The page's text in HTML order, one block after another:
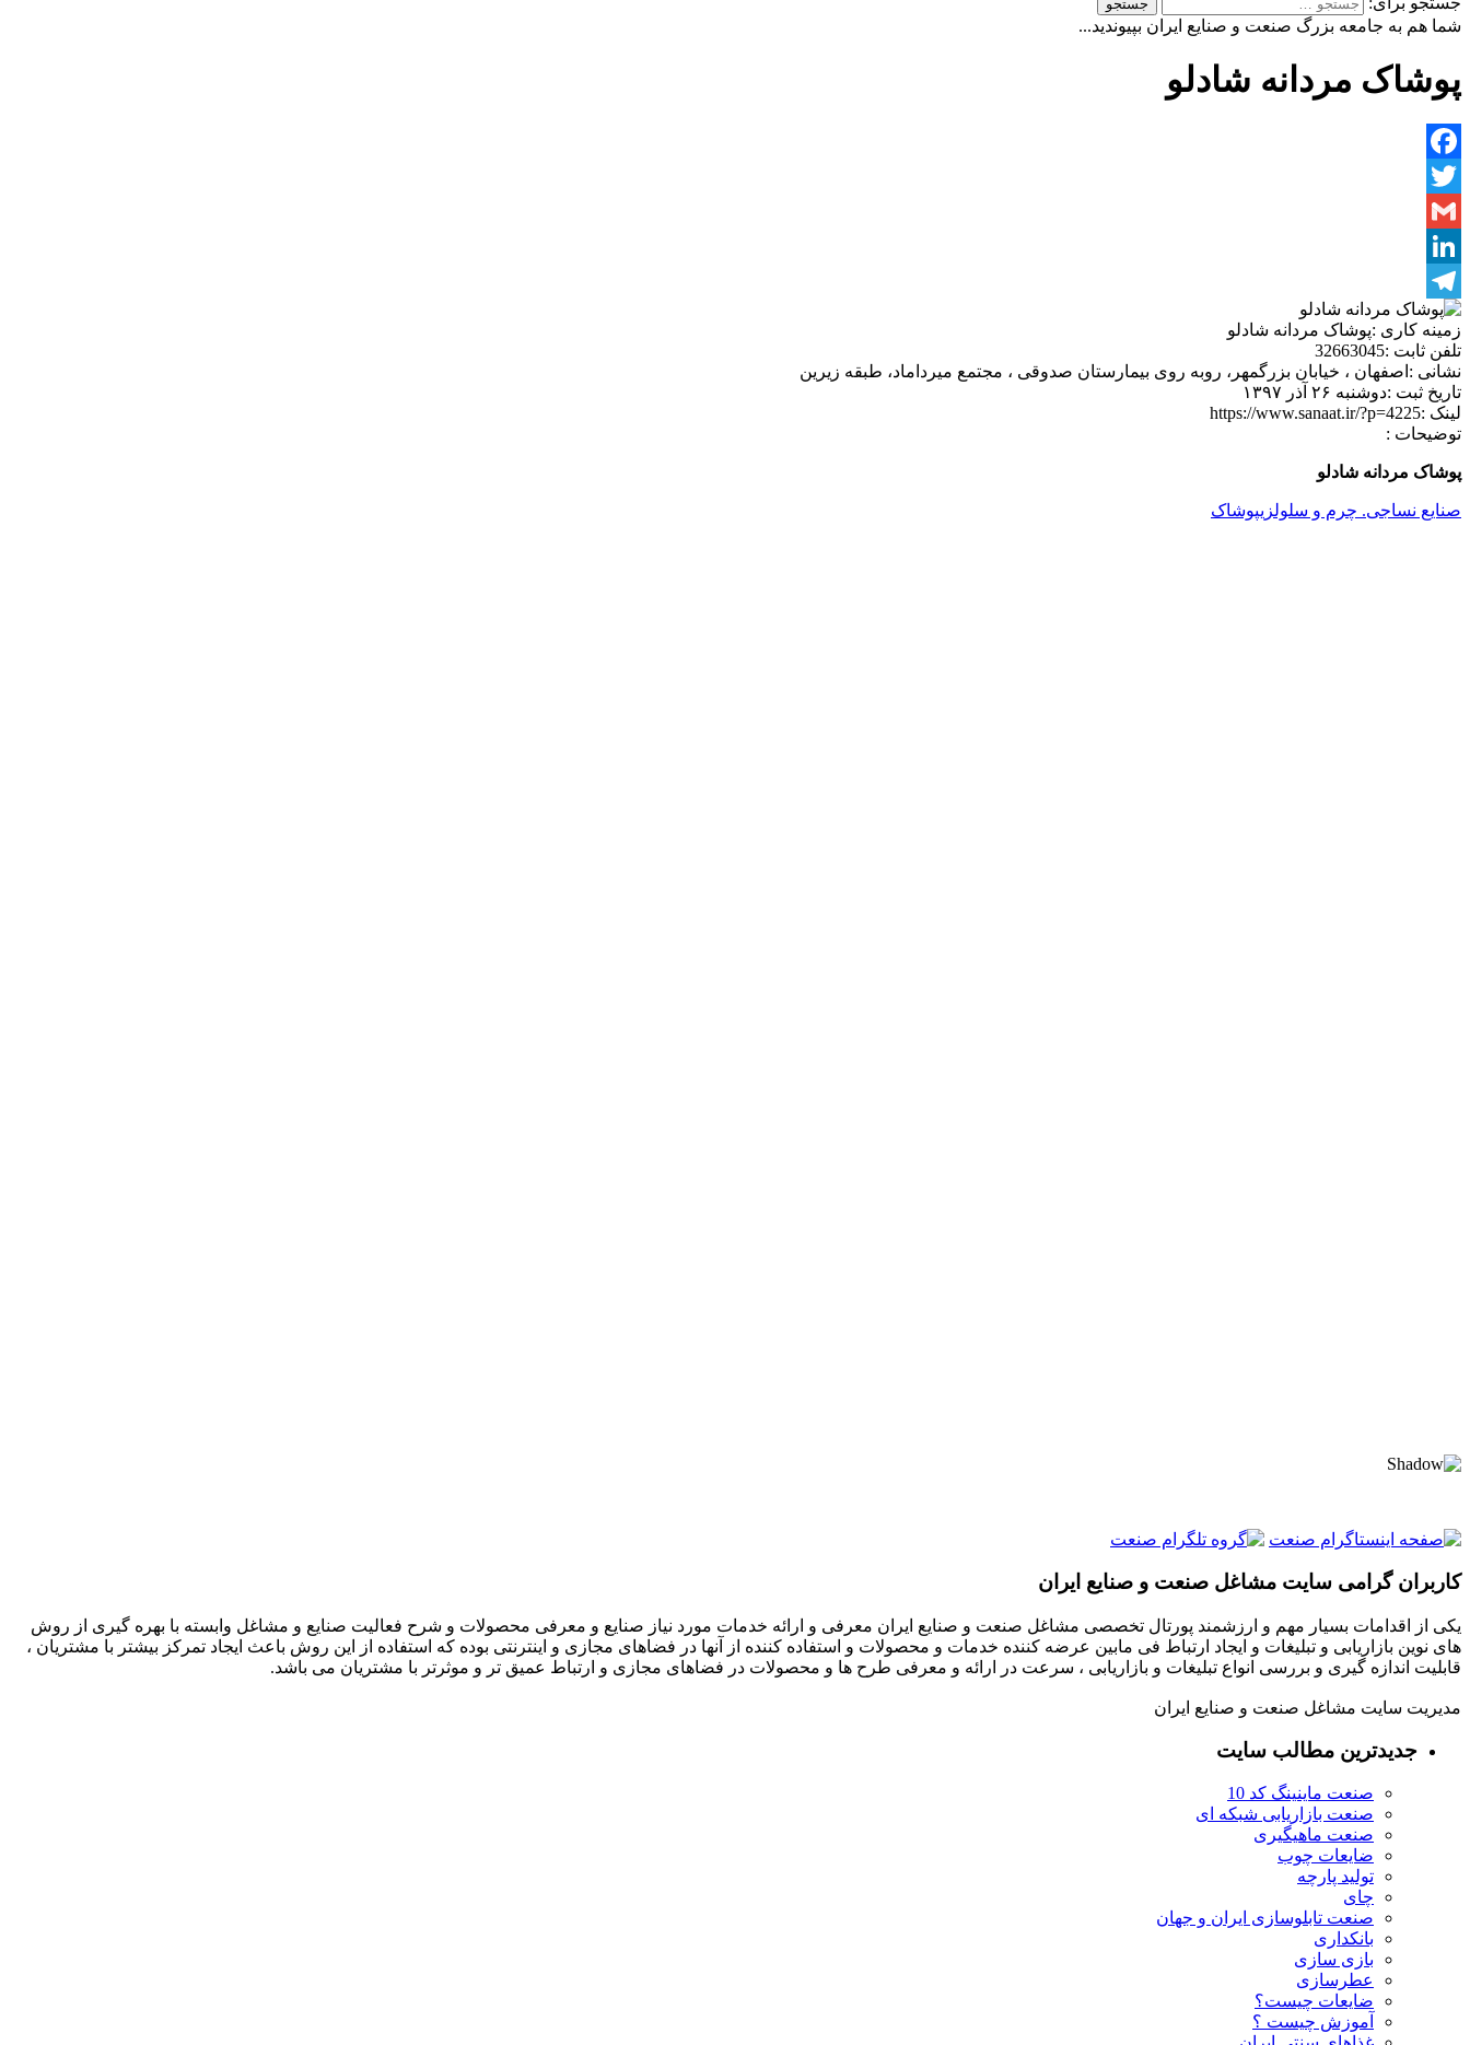
شما هم به جامعه بزرگ صنعت و صنایع ایران بپیوندید...
پوشاک مردانه شادلو
Facebook
Twitter
Gmail
LinkedIn
Telegram
زمینه کاری :پوشاک مردانه شادلو
تلفن ثابت :32663045
نشانی : اصفهان ، خیابان بزرگمهر، روبه روی بیمارستان صدوقی ، مجتمع میرداماد، طبقه زیرین
تاریخ ثبت :دوشنبه ۲۶ آذر ۱۳۹۷
لینک :https://www.sanaat.ir/?p=4225
توضیحات :
پوشاک مردانه شادلو
صنایع نساجی. چرم و سلولزیپوشاک
کاربران گرامی سایت مشاغل صنعت و صنایع ایران
یکی از اقدامات بسیار مهم و ارزشمند پورتال تخصصی مشاغل صنعت و صنایع ایران معرفی و ارائه خدمات مورد نیاز صنایع و معرفی محصولات و شرح فعالیت صنایع و مشاغل وابسته با بهره گیری از روش
های نوین بازاریابی و تبلیغات و ایجاد ارتباط فی مابین عرضه کننده خدمات و محصولات و استفاده کننده از آنها در فضاهای مجازی و اینترنتی بوده که استفاده از این روش باعث ایجاد تمرکز بیشتر با مشتریان ،
قابلیت اندازه گیری و بررسی انواع تبلیغات و بازاریابی ، سرعت در ارائه و معرفی طرح ها و محصولات در فضاهای مجازی و ارتباط عمیق تر و موثرتر با مشتریان می باشد.
مدیریت سایت مشاغل صنعت و صنایع ایران
جدیدترین مطالب سایت
صنعت ماینینگ کد 10
صنعت بازاریابی شبکه ای
صنعت ماهیگیری
ضایعات چوب
تولید پارچه
چای
صنعت تابلوسازی ایران و جهان
بانکداری
بازی سازی
عطرسازی
ضایعات چیست؟
آموزش چیست ؟